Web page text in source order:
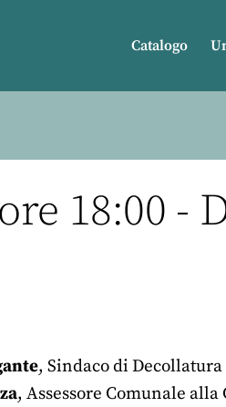
Catalogo
18:00 -
, Sindaco di Decollatura
, Assessore Comunale alla